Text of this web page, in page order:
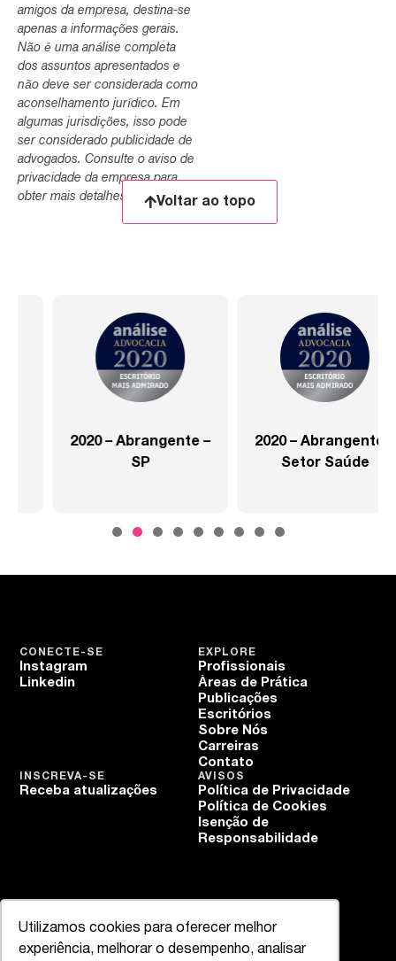
Utilizamos cookies para oferecer melhor
experiência, melhorar o desempenho, analisar
amigos da empresa, destina-se
apenas a informações gerais.
Não é uma análise completa
dos assuntos apresentados e
não deve ser considerada como
aconselhamento jurídico. Em
algumas jurisdições, isso pode
ser considerado publicidade de
advogados. Consulte o aviso de
privacidade da empresa para
obter mais detalhes.
Voltar ao topo
2020 – Abrangente –
2020 – Abrangente –
Setor Saúde
EXPLORE
Profissionais
Áreas de Prática
Publicações
Escritórios
Sobre Nós
Carreiras
Contato
CONECTE-SE
Instagram
Linkedin
AVISOS
Política de Privacidade
Política de Cookies
Isenção de
Responsabilidade
INSCREVA-SE
Receba atualizações